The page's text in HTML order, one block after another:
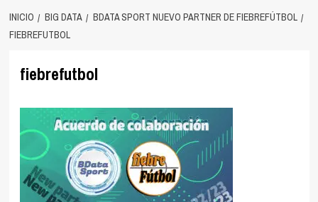
INICIO BIG DATA
BDATA SPORT NUEVO PARTNER DE FIEBREFÚTBOL
FIEBREFUTBOL
fiebrefutbol